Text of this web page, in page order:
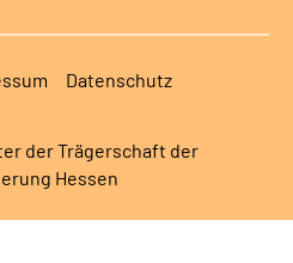
Datenschutz
der Trägerschaft der
Hessen